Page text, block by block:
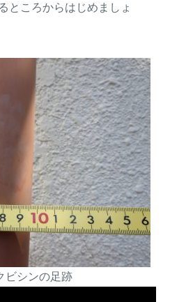
ところからはじめましょ
ビシンの足跡